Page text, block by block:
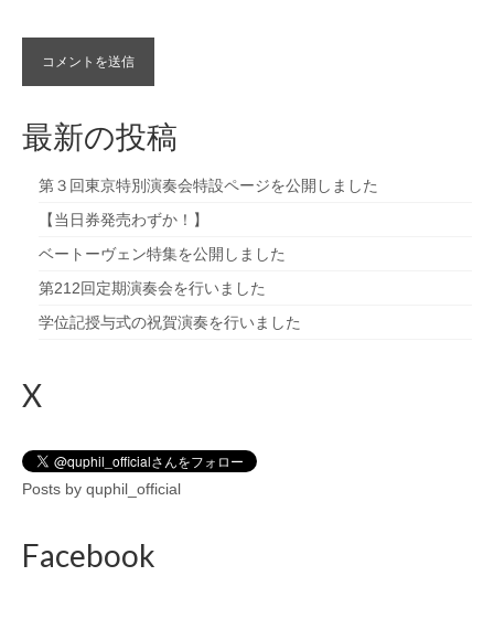
最新の投稿
第３回東京特別演奏会特設ページを公開しました
【当日券発売わずか！】
ベートーヴェン特集を公開しました
第212回定期演奏会を行いました
学位記授与式の祝賀演奏を行いました
X
Posts by quphil_official
Facebook